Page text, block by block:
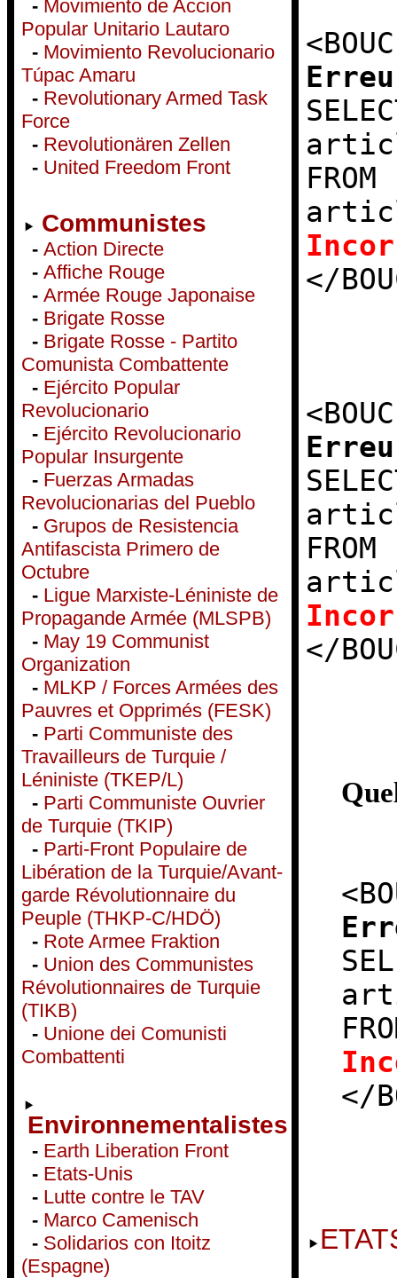
- Movimiento de Accion
Popular Unitario Lautaro
- Movimiento Revolucionario
Túpac Amaru
- Revolutionary Armed Task
Force
- Revolutionären Zellen
- United Freedom Front
Communistes
- Action Directe
- Affiche Rouge
- Armée Rouge Japonaise
- Brigate Rosse
- Brigate Rosse - Partito
Comunista Combattente
- Ejército Popular
Revolucionario
- Ejército Revolucionario
Popular Insurgente
- Fuerzas Armadas
Revolucionarias del Pueblo
- Grupos de Resistencia
Antifascista Primero de
Octubre
- Ligue Marxiste-Léniniste de
Propagande Armée (MLSPB)
- May 19 Communist
Organization
- MLKP / Forces Armées des
Pauvres et Opprimés (FESK)
- Parti Communiste des
Travailleurs de Turquie /
Léniniste (TKEP/L)
- Parti Communiste Ouvrier
de Turquie (TKIP)
- Parti-Front Populaire de
Libération de la Turquie/Avant-
garde Révolutionnaire du
Peuple (THKP-C/HDÖ)
- Rote Armee Fraktion
- Union des Communistes
Révolutionnaires de Turquie
(TIKB)
- Unione dei Comunisti
Combattenti
Environnementalistes
- Earth Liberation Front
- Etats-Unis
- Lutte contre le TAV
- Marco Camenisch
- Solidarios con Itoitz
(Espagne)
</
</
</